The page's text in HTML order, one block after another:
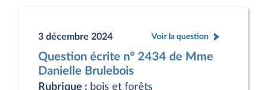
3 décembre 2024 Voir la question
Question écrite n° 2434 de Mme
Danielle Brulebois
Rubrique : bois et forêts